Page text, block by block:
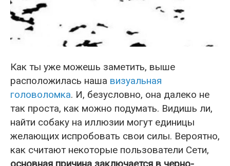
Как ты уже можешь заметить, выше
расположилась наша визуальная
головоломка. И, безусловно, она далеко не
так проста, как можно подумать. Видишь ли,
найти собаку на иллюзии могут единицы
желающих испробовать свои силы. Вероятно,
как считают некоторые пользователи Сети,